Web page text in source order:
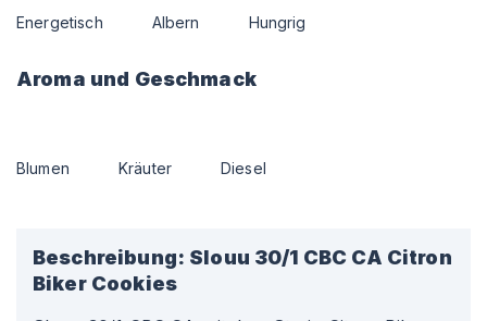
Energetisch Albern Hungrig
Aroma und Geschmack
Blumen Kräuter Diesel
Beschreibung: Slouu 30/1 CBC CA Citron
Biker Cookies